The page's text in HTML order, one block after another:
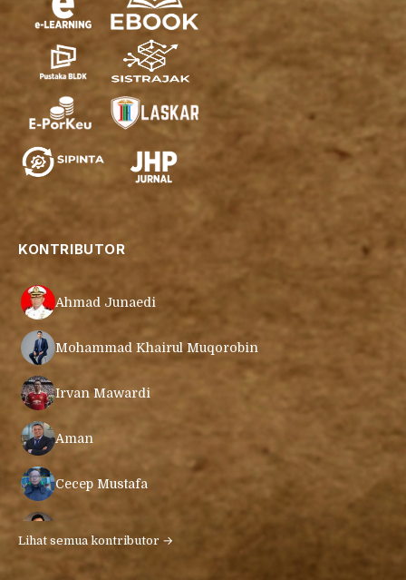
KONTRIBUTOR
Ahmad Junaedi
Mohammad Khairul Muqorobin
Irvan Mawardi
Aman
Cecep Mustafa
Ari Gunawan
Lihat semua kontributor →